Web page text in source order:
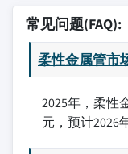
常见问题(FAQ):
柔性金属管市
2025年，柔性
元，预计2026